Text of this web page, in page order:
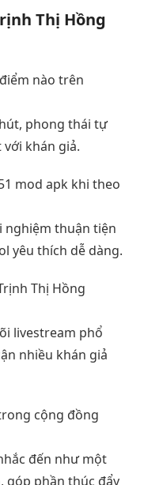
Thị Hồng
nào trên
phong thái tự
khán giả.
mod apk khi theo
nghiệm thuận tiện
yêu thích dễ dàng.
Thị Hồng
livestream phổ
nhiều khán giả
cộng đồng
đến như một
góp phần thúc đẩy